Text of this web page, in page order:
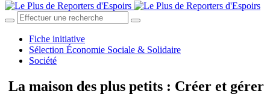
Fiche initiative
Sélection Économie Sociale & Solidaire
Société
La maison des plus petits : Créer et gérer